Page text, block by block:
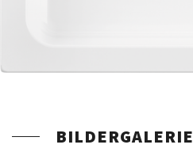
BILDERGALERIE